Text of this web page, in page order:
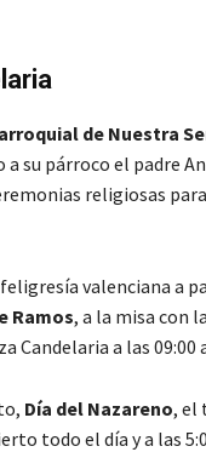
de Nuestra
a su párroco el padre
religiosas
valenciana a
Ramos, a la misa con
Candelaria a las 09:00
Día del Nazareno, el
todo el día y a las